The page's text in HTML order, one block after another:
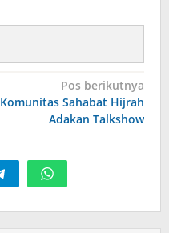
Pos berikutnya
Komunitas Sahabat Hijrah
Adakan Talkshow